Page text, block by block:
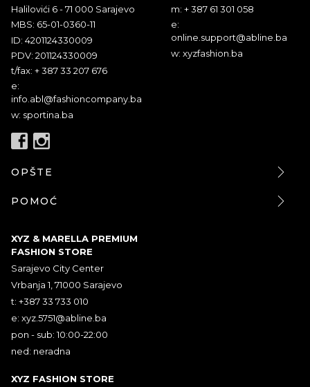
Halilovići 6 - 71 000 Sarajevo
MBS: 65-01-0360-11
ID: 4201124330009
PDV: 201124330009
t/fax: + 387 33 207 676
e:
info.abl@fashioncompany.ba
w: sportina.ba
m: + 387 61 301 058
e:
online.support@abline.ba
w: xyzfashion.ba
OPŠTE
POMOĆ
XYZ & MARELLA PREMIUM
FASHION STORE
Sarajevo City Center
Vrbanja 1, 71000 Sarajevo
t: +387 33 733 010
e: xyz.5751@abline.ba
pon - sub: 10:00-22:00
ned: neradna
XYZ FASHION STORE